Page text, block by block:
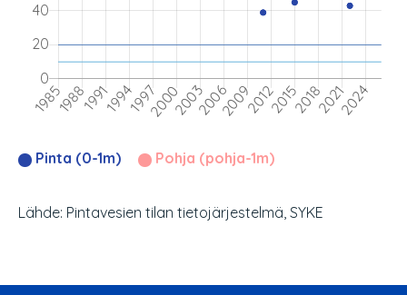
Pinta (0-1m) Pohja (pohja-1m)
Lähde: Pintavesien tilan tietojärjestelmä, SYKE